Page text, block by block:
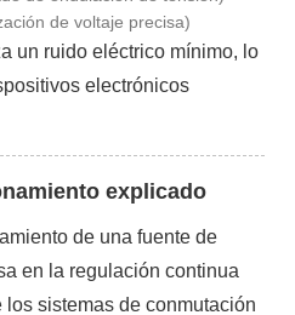
de voltaje precisa)
un ruido eléctrico mínimo, lo
electrónicos
explicado
de una fuente de
en la regulación continua
sistemas de conmutación